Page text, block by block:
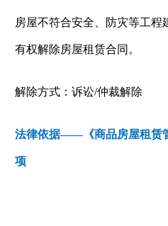
房屋不符合安全、防灾等工程
有权解除房屋租赁合同。
解除方式：诉讼/仲裁解除
法律依据——《商品房屋租赁
项